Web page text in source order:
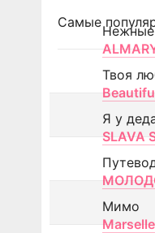
Самые
Твоя
Я у
SLAVA
Мимо
Marselle